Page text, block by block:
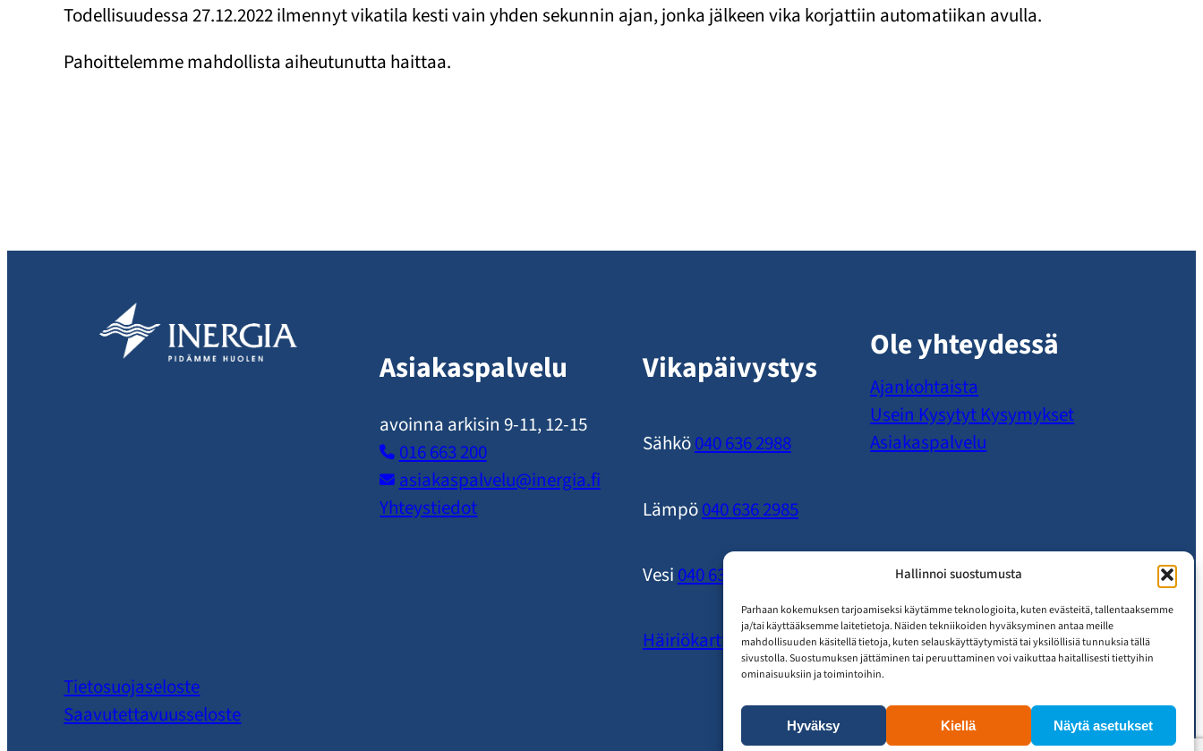
Hallinnoi suostumusta
Parhaan kokemuksen tarjoamiseksi käytämme teknologioita, kuten evästeitä, tallentaaksemme
ja/tai käyttääksemme laitetietoja. Näiden tekniikoiden hyväksyminen antaa meille
mahdollisuuden käsitellä tietoja, kuten selauskäyttäytymistä tai yksilöllisiä tunnuksia tällä
sivustolla. Suostumuksen jättäminen tai peruuttaminen voi vaikuttaa haitallisesti tiettyihin
ominaisuuksiin ja toimintoihin.
Hyväksy Kiellä Näytä asetukset
Todellisuudessa 27.12.2022 ilmennyt vikatila kesti vain yhden sekunnin ajan, jonka jälkeen vika korjattiin automatiikan avulla.
Pahoittelemme mahdollista aiheutunutta haittaa.
Asiakaspalvelu
avoinna arkisin 9-11, 12-15
016 663 200
asiakaspalvelu​@inergia.fi
Yhteystiedot
Vikapäivystys
Sähkö040 636 2988
Lämpö040 636 2985
Vesi 040 636 2989
Häiriökartta
Ole yhteydessä
Ajankohtaista
Usein Kysytyt Kysymykset
Asiakaspalvelu
Tietosuojaseloste
Saavutettavuusseloste